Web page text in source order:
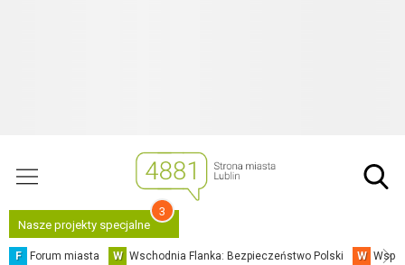
Nasze projekty specjalne
3
F Forum miasta W Wschodnia Flanka: Bezpieczeństwo Polski W